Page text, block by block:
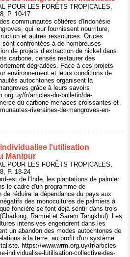
POUR LES FORÊTS TROPICALES,
P. 10-17
communautés côtières d'Indonésie
qui leur fournissent nourriture,
et autres ressources. Or ces
confrontées à de nombreuses
de projets d’extraction de nickel dans
carbone, censés restaurer des
dégradées. Face à ces projets
environnement et leurs conditions de
autochtones organisent la
grâce à leurs savoirs
fr/articles-du-bulletin/de-
du-carbone-menaces-croissantes-et-
riveraines-de-mangroves-en-
l'utilisation
Manipur
POUR LES FORÊTS TROPICALES,
P. 18-24
est de l'Inde, les plantations de palmier
le cadre d'un programme de
réduire la dépendance du pays aux
des monocultures de palmiers à
foncière se font déjà sentir dans trois
Ramrei et Saram Tangkhul). Les
intensives engendrent dans les
un abandon des modes autochtones de
à la terre, au profit d'un système
https://www.wrm.org.uy/fr/articles-
individualise-lutilisation-collective-des-